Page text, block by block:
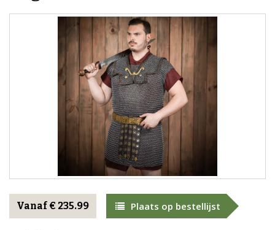
Vanaf € 235.99 Plaats op bestellijst